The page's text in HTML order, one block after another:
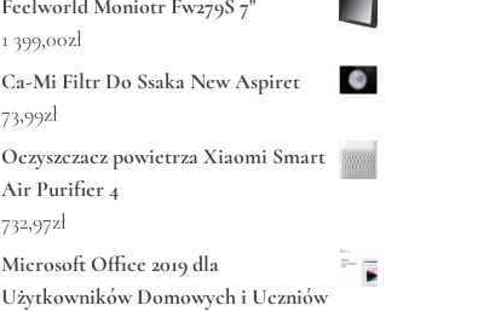
Feelworld Moniotr Fw279S 7"
1 399,00zł
Ca-Mi Filtr Do Ssaka New Aspiret
73,99zł
Oczyszczacz powietrza Xiaomi Smart
Air Purifier 4
732,97zł
Microsoft Office 2019 dla
Użytkowników Domowych i Uczniów